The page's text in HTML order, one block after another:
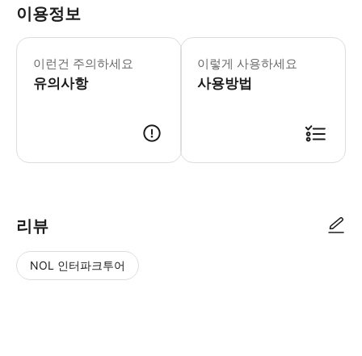
이용정보
이런건 주의하세요
유의사항
어린이 규정 -6세 미만 어린이는 무료
이렇게 사용하세요
사용방법
리뷰
NOL 인터파크투어